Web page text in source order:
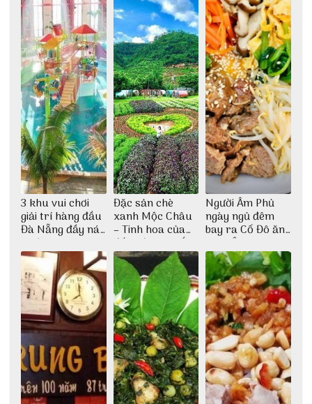
3 khu vui chơi
giải trí hàng đầu
Đà Nẵng đầy náo
nhiệt
Đặc sản chè
xanh Mộc Châu
– Tinh hoa của
đất trời Tây Bắc
Người Âm Phủ
ngày ngủ đêm
bay ra Cố Đô ăn
Cơm Âm Phủ
Huế